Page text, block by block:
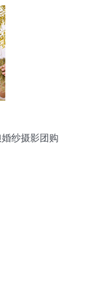
纱摄影团购